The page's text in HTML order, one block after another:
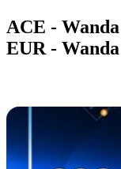
ACE -
EUR -